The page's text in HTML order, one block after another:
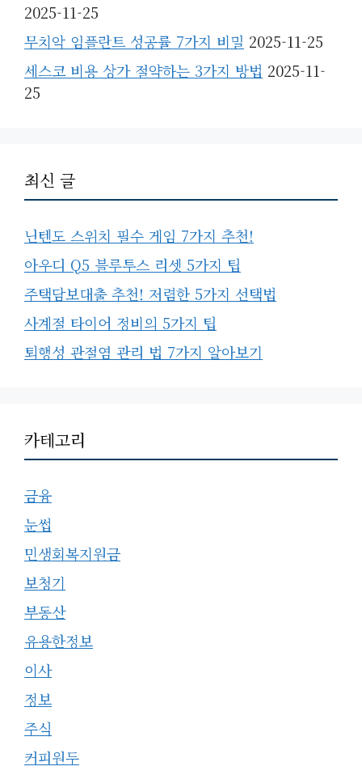
2025-11-25
무치악 임플란트 성공률 7가지 비밀 2025-11-25
세스코 비용 상가 절약하는 3가지 방법 2025-11-
25
최신 글
닌텐도 스위치 필수 게임 7가지 추천!
아우디 Q5 블루투스 리셋 5가지 팁
주택담보대출 추천! 저렴한 5가지 선택법
사계절 타이어 정비의 5가지 팁
퇴행성 관절염 관리 법 7가지 알아보기
카테고리
금융
눈썹
민생회복지원금
보청기
부동산
유용한정보
이사
정보
주식
커피원두